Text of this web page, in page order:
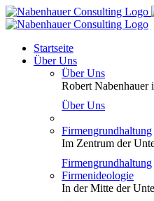
Zum
Inhalt
Startseite
Über Uns
Über Uns
Robert Nabenhauer
Über Uns
Firmengrundhaltung
Im Zentrum der
Firmengrundhaltung
Firmenideologie
In der Mitte der